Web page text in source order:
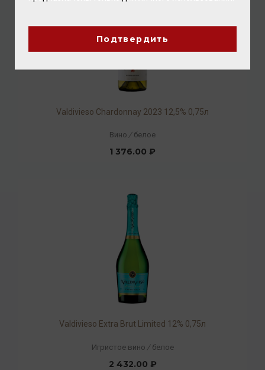
Valdivieso Chardonnay 2023 12,5% 0,75л
Вино / белое
1 376.00 ₽
Valdivieso Extra Brut Limited 12% 0,75л
Игристое вино / белое
2 432.00 ₽
Подтвердить